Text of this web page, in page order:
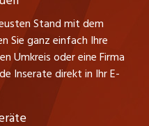
Stand mit dem
Sie ganz einfach Ihre
Umkreis oder eine Firma
Inserate direkt in Ihr E-